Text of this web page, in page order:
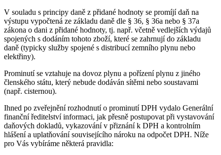
V souladu s principy daně z přidané hodnoty se promíjí daň na
výstupu vypočtená ze základu daně dle § 36, § 36a nebo § 37a
zákona o dani z přidané hodnoty, tj. např. včetně vedlejších výdajů
spojených s dodáním tohoto zboží, které se zahrnují do základu
daně (typicky služby spojené s distribucí zemního plynu nebo
elektřiny).
Prominutí se vztahuje na dovoz plynu a pořízení plynu z jiného
členského státu, který nebude dodáván sítěmi nebo soustavami
(např. cisternou).
Ihned po zveřejnění rozhodnutí o prominutí DPH vydalo Generální
finanční ředitelství informaci, jak přesně postupovat při vystavování
daňových dokladů, vykazování v přiznání k DPH a kontrolním
hlášení a uplatňování souvisejícího nároku na odpočet DPH. Níže
pro Vás vybíráme některá pravidla: